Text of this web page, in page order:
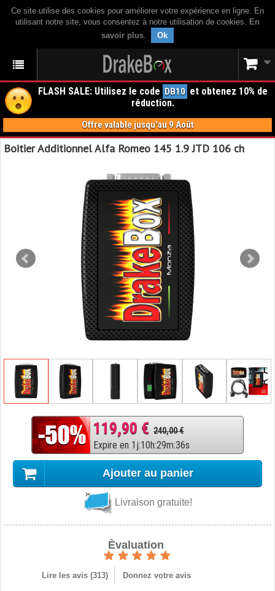
Ce site utilise des cookies pour améliorer votre expérience en ligne. En
utilisant notre site, vous consentez à notre utilisation de cookies. En
savoir plus. Ok
FLASH SALE: Utilisez le code DB10 et obtenez 10% de
réduction.
Offre valable jusqu'au 9 Août
Boitier Additionnel Alfa Romeo 145 1.9 JTD 106 ch
119,90 € 240,00 €
Expire en 1j:10h:29m:35s
Ajouter au panier
Livraison gratuite!
Èvaluation
Lire les avis (313) Donnez votre avis